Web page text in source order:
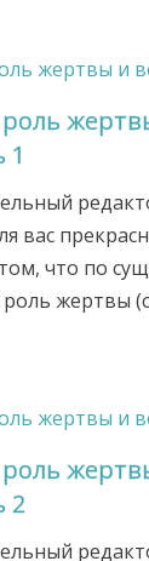
1
вас
что по
жертвы
2